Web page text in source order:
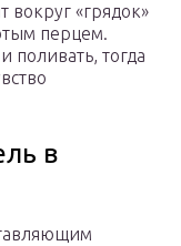
вокруг «грядок»
перцем.
поливать, тогда
в